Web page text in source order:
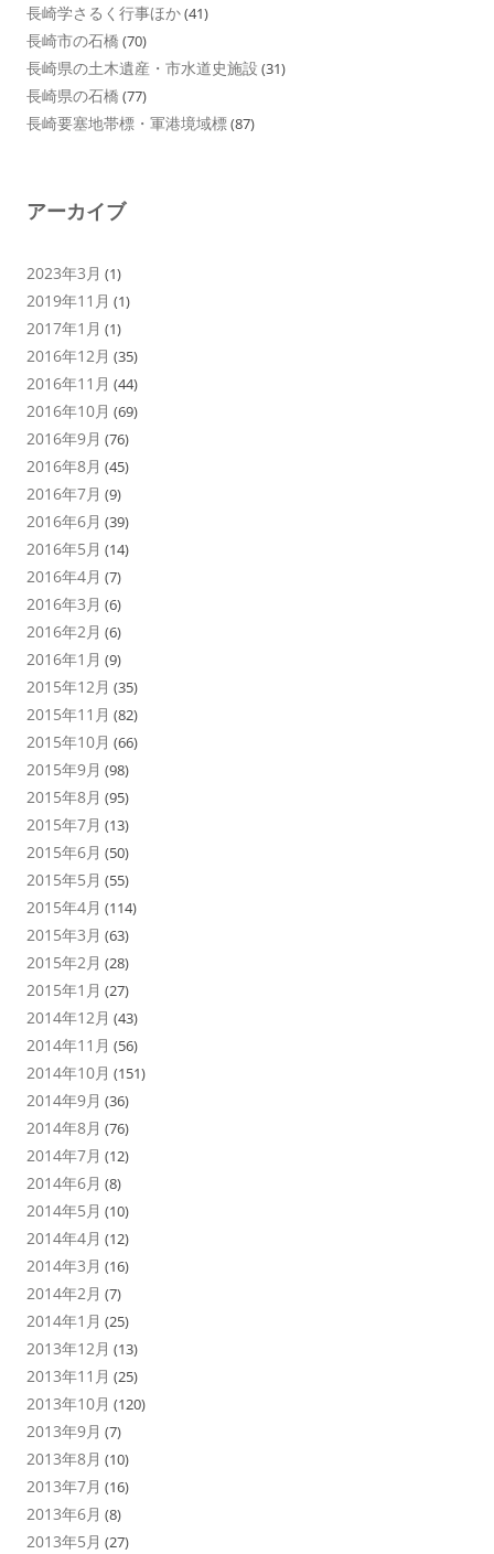
長崎学さるく行事ほか(41)
長崎市の石橋 (70)
長崎県の土木遺産・市水道史施設 (31)
長崎県の石橋 (77)
長崎要塞地帯標・軍港境域標(87)
アーカイブ
2023年3月 (1)
2019年11月 (1)
2017年1月 (1)
2016年12月 (35)
2016年11月 (44)
2016年10月 (69)
2016年9月 (76)
2016年8月 (45)
2016年7月 (9)
2016年6月 (39)
2016年5月 (14)
2016年4月 (7)
2016年3月 (6)
2016年2月 (6)
2016年1月 (9)
2015年12月 (35)
2015年11月 (82)
2015年10月 (66)
2015年9月 (98)
2015年8月 (95)
2015年7月 (13)
2015年6月 (50)
2015年5月 (55)
2015年4月 (114)
2015年3月 (63)
2015年2月 (28)
2015年1月 (27)
2014年12月 (43)
2014年11月 (56)
2014年10月 (151)
2014年9月 (36)
2014年8月 (76)
2014年7月 (12)
2014年6月 (8)
2014年5月 (10)
2014年4月 (12)
2014年3月 (16)
2014年2月 (7)
2014年1月 (25)
2013年12月 (13)
2013年11月 (25)
2013年10月 (120)
2013年9月 (7)
2013年8月 (10)
2013年7月 (16)
2013年6月 (8)
2013年5月 (27)